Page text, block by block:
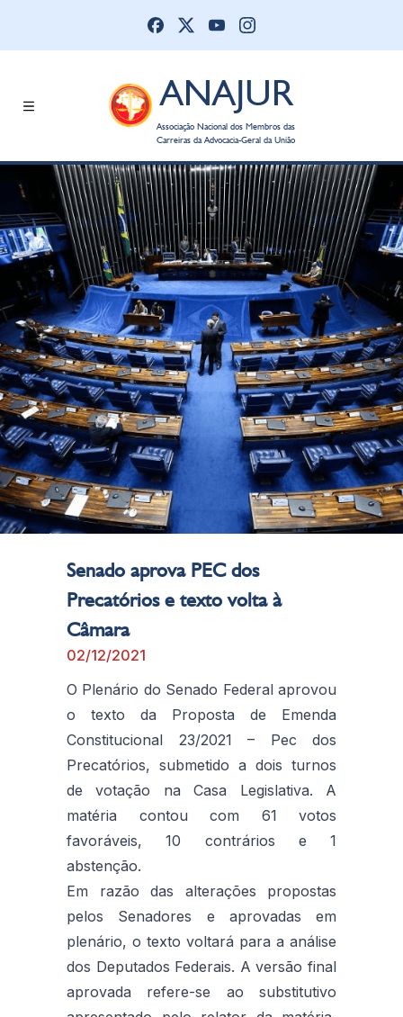
ANAJUR
Associação Nacional dos Membros das
Carreiras da Advocacia-Geral da União
Senado aprova PEC dos
Precatórios e texto volta à
Câmara
02/12/2021
O Plenário do Senado Federal aprovou
o texto da Proposta de Emenda
Constitucional 23/2021 – Pec dos
Precatórios, submetido a dois turnos
de votação na Casa Legislativa. A
matéria contou com 61 votos
favoráveis, 10 contrários e 1
abstenção.
Em razão das alterações propostas
pelos Senadores e aprovadas em
plenário, o texto voltará para a análise
dos Deputados Federais. A versão final
aprovada refere-se ao substitutivo